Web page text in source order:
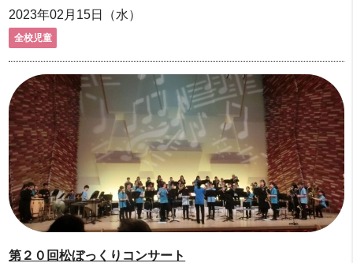
2023年02月15日（水）
全校児童
第２０回松ぼっくりコンサート